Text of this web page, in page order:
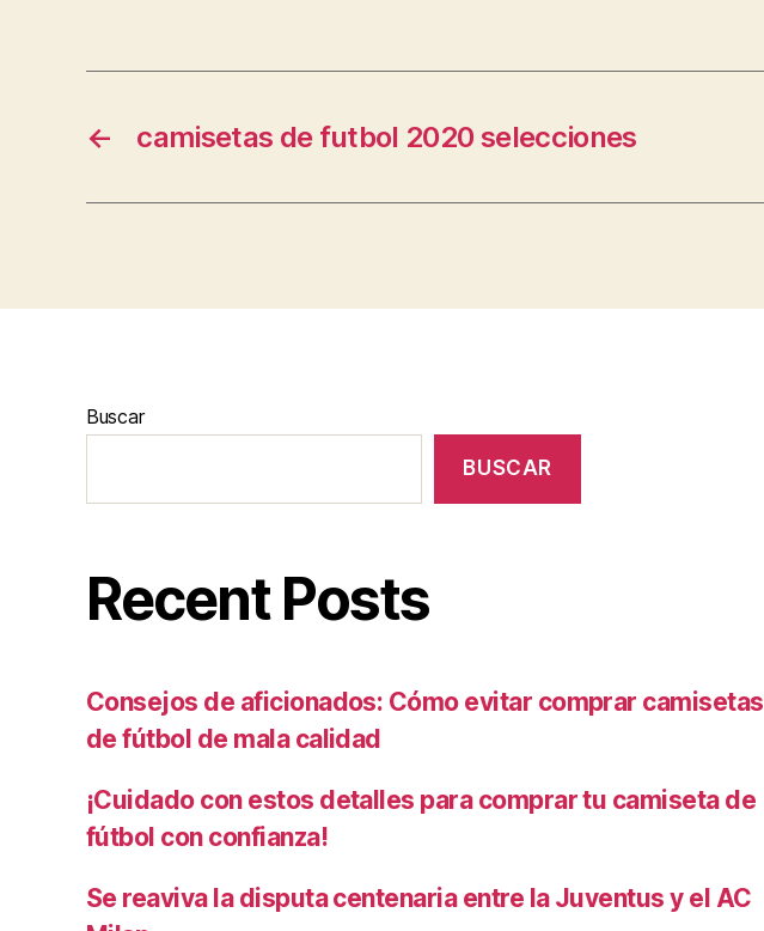
← camisetas de futbol 2020 selecciones
Buscar
BUSCAR
Recent Posts
Consejos de aficionados: Cómo evitar comprar camisetas
de fútbol de mala calidad
¡Cuidado con estos detalles para comprar tu camiseta de
fútbol con confianza!
Se reaviva la disputa centenaria entre la Juventus y el AC